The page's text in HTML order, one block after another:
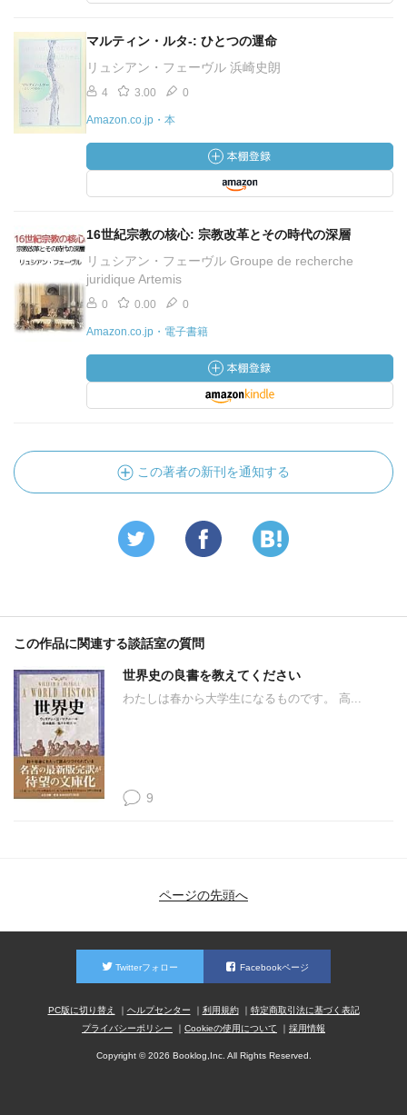
マルティン・ルタ-: ひとつの運命
リュシアン・フェーヴル 浜崎史朗
4 3.00 0
Amazon.co.jp・本
16世紀宗教の核心: 宗教改革とその時代の深層
リュシアン・フェーヴル Groupe de recherche
juridique Artemis
0 0.00 0
Amazon.co.jp・電子書籍
この著者の新刊を通知する
この作品に関連する談話室の質問
世界史の良書を教えてください
わたしは春から大学生になるものです。 高...
9
ページの先頭へ
Twitterフォロー Facebookページ
PC版に切り替え ヘルプセンター 利用規約
特定商取引法に基づく表記
プライバシーポリシー
Cookieの使用について 採用情報
Copyright © 2026 Booklog,Inc. All Rights Reserved.